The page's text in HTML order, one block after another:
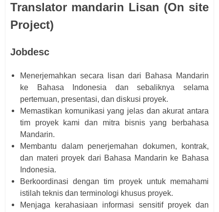
Translator mandarin Lisan (On site
Project)
Jobdesc
Menerjemahkan secara lisan dari Bahasa Mandarin
ke Bahasa Indonesia dan sebaliknya selama
pertemuan, presentasi, dan diskusi proyek.
Memastikan komunikasi yang jelas dan akurat antara
tim proyek kami dan mitra bisnis yang berbahasa
Mandarin.
Membantu dalam penerjemahan dokumen, kontrak,
dan materi proyek dari Bahasa Mandarin ke Bahasa
Indonesia.
Berkoordinasi dengan tim proyek untuk memahami
istilah teknis dan terminologi khusus proyek.
Menjaga kerahasiaan informasi sensitif proyek dan